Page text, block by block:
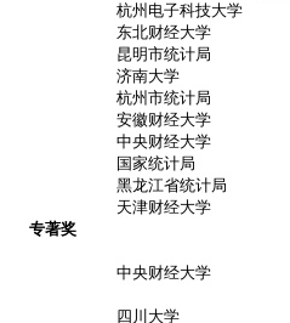
杭州电子科技大学
东北财经大学
昆明市统计局
济南大学
杭州市统计局
安徽财经大学
中央财经大学
国家统计局
黑龙江省统计局
天津财经大学
专著奖
中央财经大学
四川大学